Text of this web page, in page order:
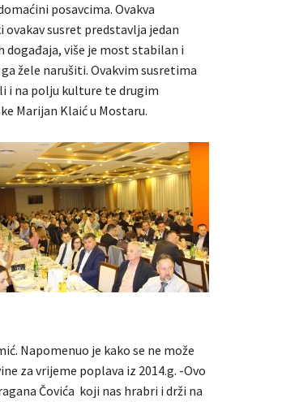
posavcima. Ovakva
susret predstavlja jedan
više je most stabilan i
žele narušiti. Ovakvim susretima
i na polju kulture te drugim
Marijan Klaić u Mostaru.
Napomenuo je kako se ne može
za vrijeme poplava iz 2014.g. -Ovo
Čovića koji nas hrabri i drži na